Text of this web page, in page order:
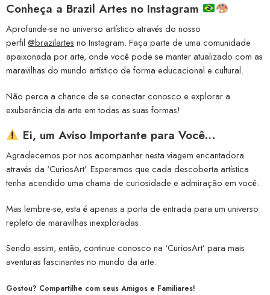
Conheça a Brazil Artes no Instagram
Aprofunde-se no universo artístico através do nosso
perfil @brazilartes no Instagram. Faça parte de uma comunidade
apaixonada por arte, onde você pode se manter atualizado com as
maravilhas do mundo artístico de forma educacional e cultural.
Não perca a chance de se conectar conosco e explorar a
exuberância da arte em todas as suas formas!
Ei, um Aviso Importante para Você…
Agradecemos por nos acompanhar nesta viagem encantadora
através da ‘CuriosArt’. Esperamos que cada descoberta artística
tenha acendido uma chama de curiosidade e admiração em você.
Mas lembre-se, esta é apenas a porta de entrada para um universo
repleto de maravilhas inexploradas.
Sendo assim, então, continue conosco na ‘CuriosArt’ para mais
aventuras fascinantes no mundo da arte.
Gostou? Compartilhe com seus Amigos e Familiares!